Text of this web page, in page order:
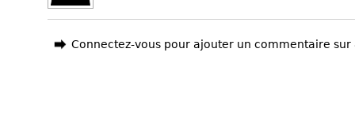
Connectez-vous pour ajouter un commentaire sur